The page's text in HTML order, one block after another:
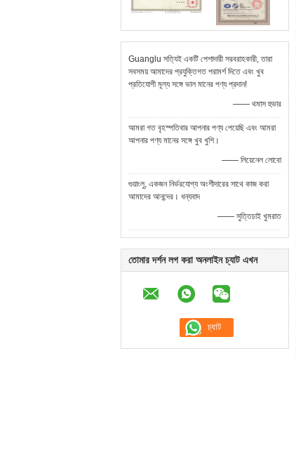
Guanglu সত্যিই একটি পেশাদারী সরবরাহকারী, তারা
সবসময় আমাদের প্রযুক্তিগত পরামর্শ দিতে এবং খুব
প্রতিযোগী মূল্য সঙ্গে ভাল মানের পণ্য প্রদান!
—— থমাস হুভার
আমরা গত বৃহস্পতিবার আপনার পণ্য পেয়েছি এবং আমরা
আপনার পণ্য মানের সঙ্গে খুব খুশি।
—— লিয়েনেল লোবো
গুয়াংলু, একজন নির্ভরযোগ্য অংশীদারের সাথে কাজ করা
আমাদের আনন্দের। ধন্যবাদ
—— সুত্তিচাই খুমরাত
তোমার দর্শন লগ করা অনলাইন চ্যাট এখন